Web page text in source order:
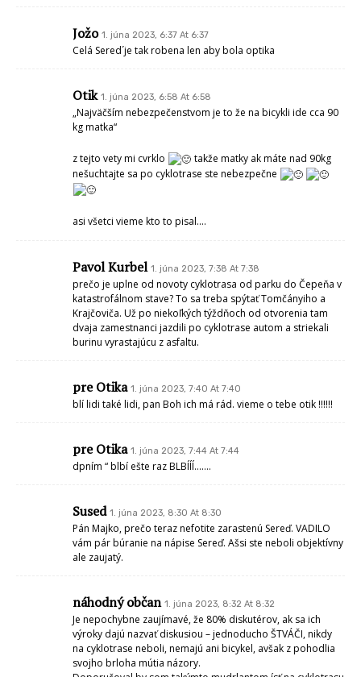
pre Otika 1. júna 2023, 7:40 At 7:40
blí lidi také lidi, pan Boh ich má rád. vieme o tebe otik !!!!!!
pre Otika 1. júna 2023, 7:44 At 7:44
dpním “ blbí ešte raz BLBÍÍÍ…….
Sused 1. júna 2023, 8:30 At 8:30
Pán Majko, prečo teraz nefotite zarastenú Sereď. VADILO vám pár
búranie na nápise Sereď. Ašsi ste neboli objektívny ale zaujatý.
nazvať diskusiou – jednoducho ŠTVÁČI, nikdy na cyklotrase neboli,
nemajú ani bicykel, avšak z pohodlia svojho brloha mútia názory.
Doporučoval by som takýmto mudrlantom ísť na cyklotrasu a vykladať
prezentovať svoje výlevy, tak určite by mu poctivý cyklisti napravili jeho
mozog ak nejaký má.
A to ešte aká burina a vysoká tráva je v meste. Keď je pred voľbami to je
sľubov a potom,, skutek útek. Chorá krajina, politici, vláda, celá
Maher 1. júna 2023, 11:30 At 11:30
dolnej strede nie je taka istá kvalita ako v surovciach. No na stranu
druhú už ked sa v Seredi robila tak mala byť širšia a aj tu je vidieť veľmi
výrazný rozdiel v kvalite prác co sa týka úseku park-cepen a úsek cepen-
horný cepen, jednosucjo6v meste sa lepšie spravil podklad a ďalej asi
len natiahli asfalt na burinu. Bohužiaľ v tej dobe bolo cítiť ze všetko sa
nikde. Lebo to ze zákon káže ze musí vyhrať najnižšia ponuka musí
zohľadňovať ze kvalita ma byt aj tak porovnateľná s tou najdrahšou a je
len na zhotovitelivy kde che šetriť ale nie na kvalite co sa bohužiaľ deje.
To je ako raz vravel kolega keď videl betonovat nejakú cestu a vždy ked
zaliali nejaký úsek kari rohož co tam bola len vytiahli a položili ďalej. Ked
sa pýtal co robia tak povedali ze to aby kontrola vydela ze sme ju tam